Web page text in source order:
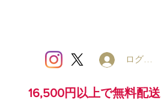
ログイン
16,500円以上で無料配送